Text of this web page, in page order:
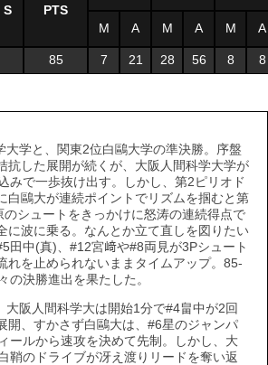
S PTS
M A M A M A
85 7 21 28 56 8 8
大学と、関東2位白鷗大学の準決勝。序盤
抗した展開が続くが、大阪人間科学大学が
みで一歩抜け出す。しかし、第2ピリオド
白鷗大が連続ポイントでリズムを掴むと第
シュートをきっかけに怒涛の連続得点で
に波に乗る。なんとか立て直しを図りたい
田中(真)、#12宮﨑や#8両見が3Pシュート
れを止められないままタイムアップ。85-
の決勝進出を果たした。
大阪人間科学大は開始1分で#4畠中が2回
開、すかさず白鷗大は、#6星のジャンパ
ールから速攻を決めて先制。しかし、大
鞘のドライブが冴え渡りリードを奪い返